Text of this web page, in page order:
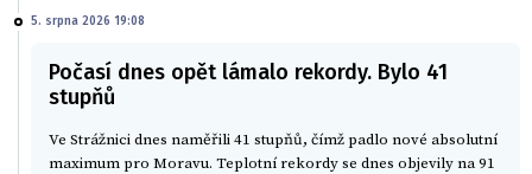
5. srpna 2026 19:08
Počasí dnes opět lámalo rekordy. Bylo 41
stupňů
Ve Strážnici dnes naměřili 41 stupňů, čímž padlo nové absolutní
maximum pro Moravu. Teplotní rekordy se dnes objevily na 91